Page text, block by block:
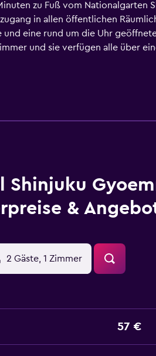
zu Fuß vom
in allen öffentlichen
eine rund um die Uhr
und sie verfügen alle über
sie dank der Entfernung zu
Gäste, die gern im Hotel essen
Shinjuku
&
2 Gäste, 1 Zimmer
57 €